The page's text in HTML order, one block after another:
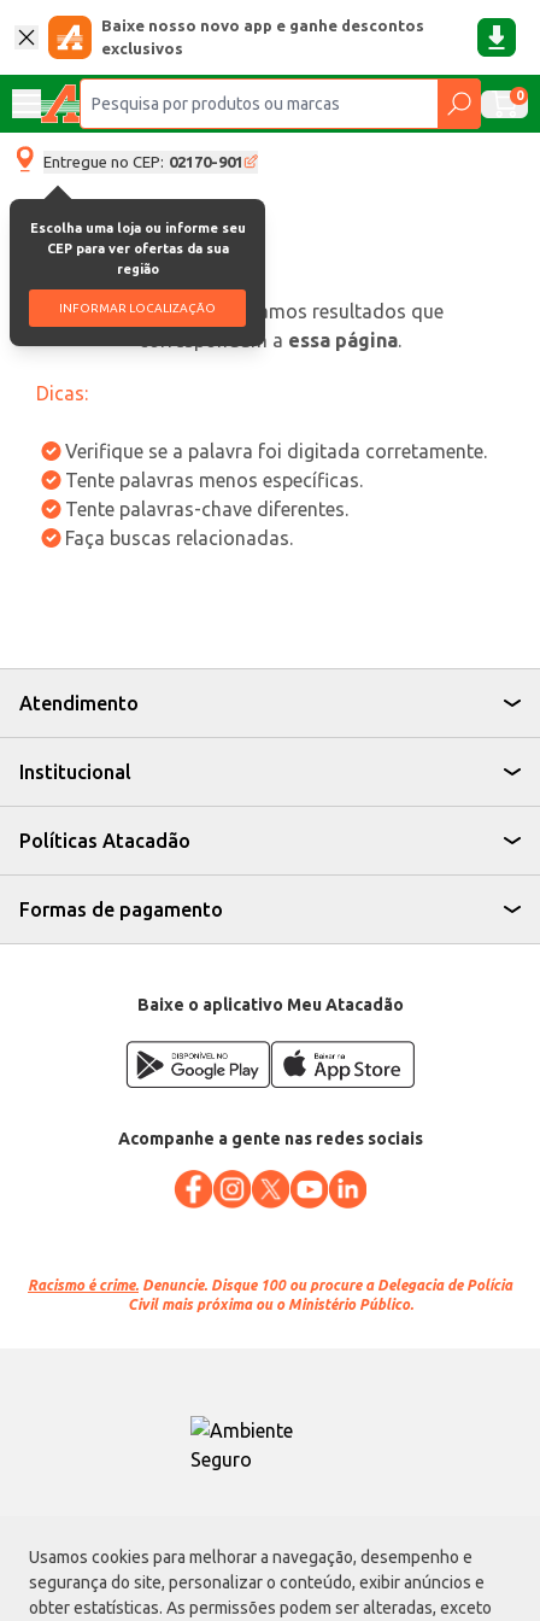
Usamos cookies para melhorar a navegação, desempenho e
segurança do site, personalizar o conteúdo, exibir anúncios e
obter estatísticas. As permissões podem ser alteradas, exceto
Baixe nosso novo app e ganhe descontos
exclusivos
0
Entregue no CEP: 02170-901
Escolha uma loja ou informe seu
CEP para ver ofertas da sua
região
INFORMAR LOCALIZAÇÃO
oops, não encontramos resultados que
correspondam a essa página.
Dicas:
Verifique se a palavra foi digitada corretamente.
Tente palavras menos específicas.
Tente palavras-chave diferentes.
Faça buscas relacionadas.
Atendimento
Institucional
Políticas Atacadão
Formas de pagamento
Baixe o aplicativo Meu Atacadão
Acompanhe a gente nas redes sociais
Racismo é crime. Denuncie. Disque 100 ou procure a Delegacia de Polícia
Civil mais próxima ou o Ministério Público.
Atacadão S.A.
Avenida Morvan Dias de Figueiredo, 6169, Vila Maria, São Paulo - SP | CEP
02170-901 | CNPJ: 75.315.333/0001-09